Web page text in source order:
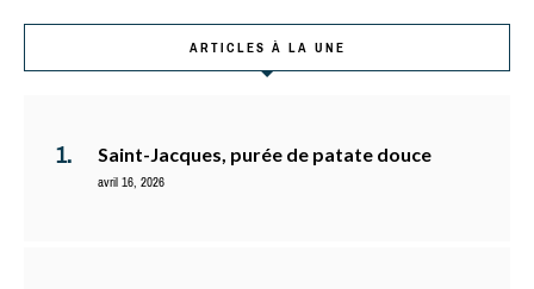
ARTICLES À LA UNE
Saint-Jacques, purée de patate douce
avril 16, 2026